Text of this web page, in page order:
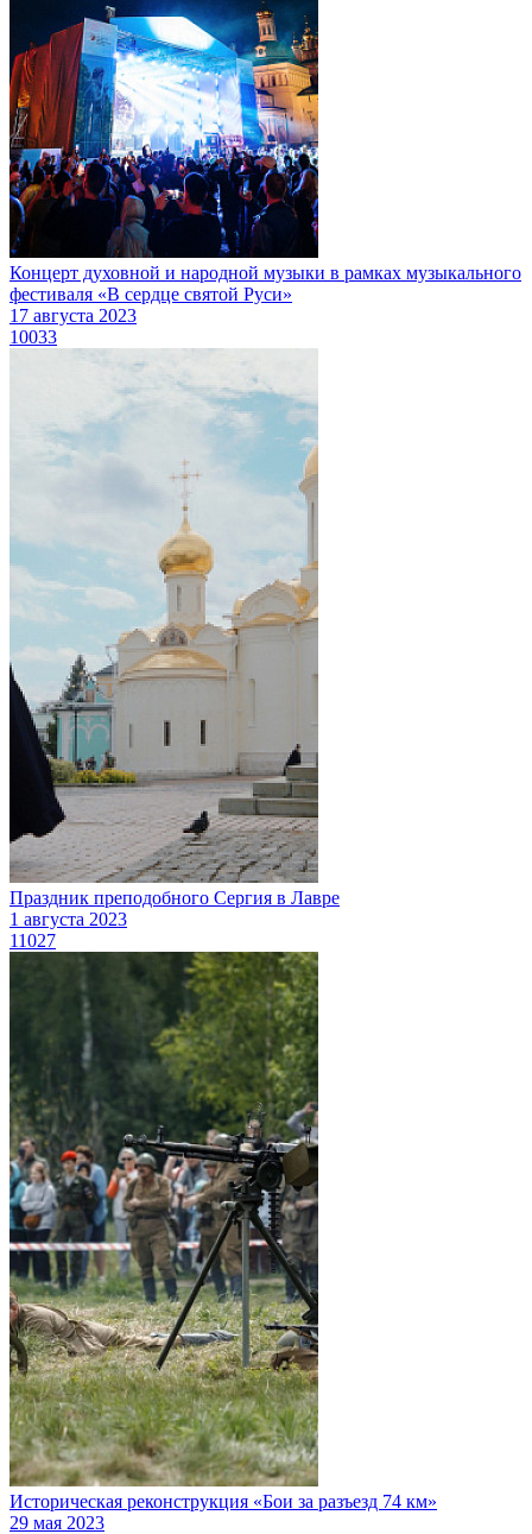
Концерт духовной и народной музыки в рамках музыкального
фестиваля «В сердце святой Руси»
17 августа 2023
10033
Праздник преподобного Сергия в Лавре
1 августа 2023
11027
Историческая реконструкция «Бои за разъезд 74 км»
29 мая 2023